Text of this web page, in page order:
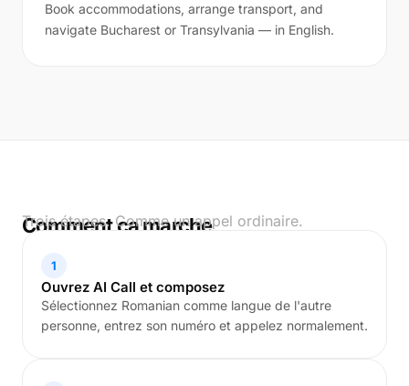
Book accommodations, arrange transport, and
navigate Bucharest or Transylvania — in English.
Comment ça marche
Trois étapes. Comme un appel ordinaire.
1
Ouvrez AI Call et composez
Sélectionnez Romanian comme langue de l'autre
personne, entrez son numéro et appelez normalement.